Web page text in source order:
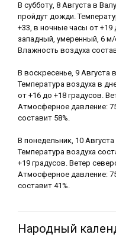
В субботу, 8 Августа в
пройдут дожди.
+33, в ночные часы от +19
западный, умеренный, 6
Влажность воздуха
В воскресенье, 9
Температура воздуха в
от +16 до +18 градусов.
Атмосферное давление:
составит 58%.
В понедельник, 10
Температура воздуха
+19 градусов. Ветер
Атмосферное давление:
составит 41%.
Народный